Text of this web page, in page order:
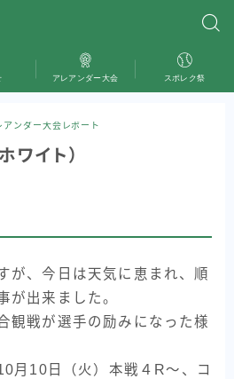
アレアンダー大会 スポレク祭
ンダー大会レポート
ワイト）
が、今日は天気に恵まれ、順
が出来ました。
観戦が選手の励みになった様
月10日（火）本戦４R〜、コ